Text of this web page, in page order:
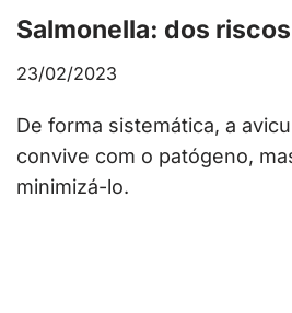
Salmonella: dos
23/02/2023
De forma sistemática, a
convive com o patógeno,
minimizá-lo.